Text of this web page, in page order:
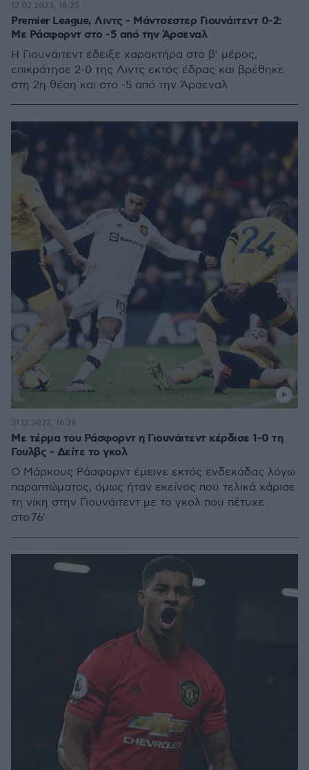
Premier League, Λιντς - Μάντσεστερ Γιουνάιτεντ 0-2:
Με Ράσφορντ στο -5 από την Άρσεναλ
Η Γιουνάιτεντ έδειξε χαρακτήρα στο β' μέρος,
επικράτησε 2-0 της Λιντς εκτός έδρας και βρέθηκε
στη 2η θέση και στο -5 από την Άρσεναλ
12.02.2023, 18:25
Με τέρμα του Ράσφορντ η Γιουνάιτεντ κέρδισε 1-0 τη
Γουλβς - Δείτε το γκολ
Ο Μάρκους Ράσφορντ έμεινε εκτός ενδεκάδας λόγω
παραπτώματος, όμως ήταν εκείνος που τελικά χάρισε
τη νίκη στην Γιουνάιτεντ με το γκολ που πέτυχε
στο 76'
31.12.2022, 16:39